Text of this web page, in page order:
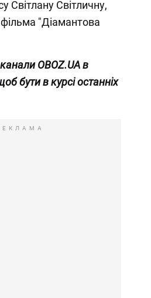
Світлану Світличну,
"Діамантова
OBOZ.UA в
бути в курсі останніх